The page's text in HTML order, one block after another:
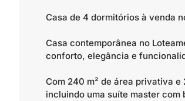
Casa de 4 dormitórios à venda
Casa contemporânea no
conforto, elegância e
Com 240 m² de área privativa
incluindo uma suíte master com